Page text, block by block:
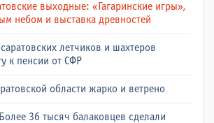
выходные: «Гагаринские игры»,
небом и выставка древностей
летчиков и шахтеров
к пенсии от СФР
области жарко и ветрено
Более 36 тысяч балаковцев сделали